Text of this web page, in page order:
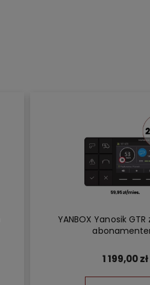
YANBOX Yanosik
1 199,00 zł